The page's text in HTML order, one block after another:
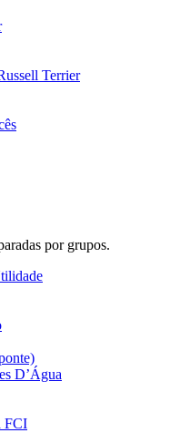
Terrier
por grupos.
D’Água
FCI